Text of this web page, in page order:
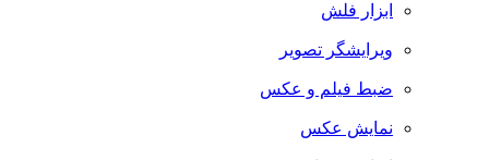
ابزار فلش
ویرایشگر تصویر
ضبط فيلم و عكس
نمایش عکس